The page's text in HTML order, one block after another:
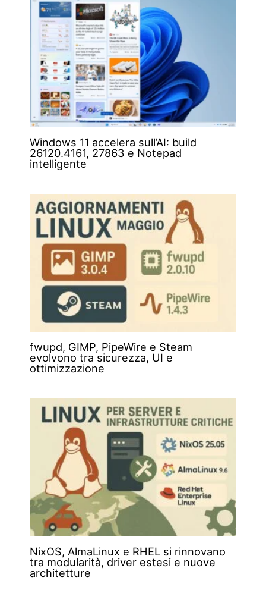
Windows 11 accelera sull’AI: build
26120.4161, 27863 e Notepad
intelligente
fwupd, GIMP, PipeWire e Steam
evolvono tra sicurezza, UI e
ottimizzazione
NixOS, AlmaLinux e RHEL si rinnovano
tra modularità, driver estesi e nuove
architetture